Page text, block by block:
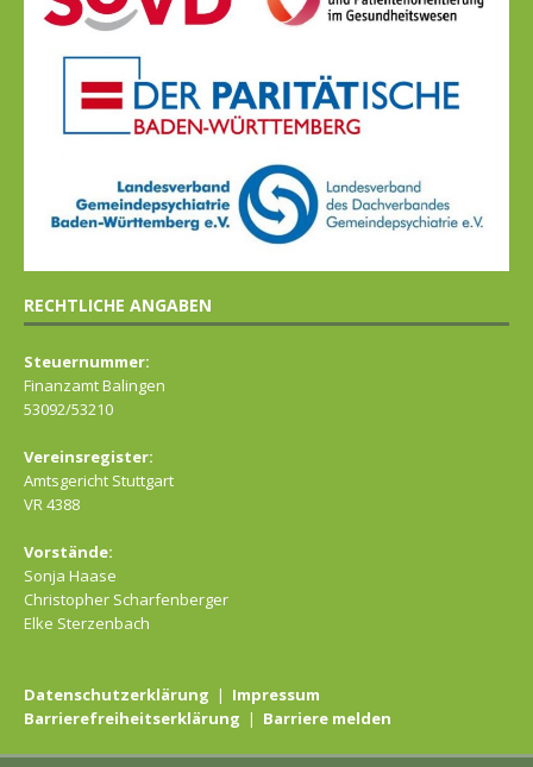
RECHTLICHE ANGABEN
Steuernummer:
Finanzamt Balingen
53092/53210
Vereinsregister:
Amtsgericht Stuttgart
VR 4388
Vorstände:
Sonja Haase
Christopher Scharfenberger
Elke Sterzenbach
Datenschutzerklärung | Impressum
Barrierefreiheitserklärung | Barriere melden